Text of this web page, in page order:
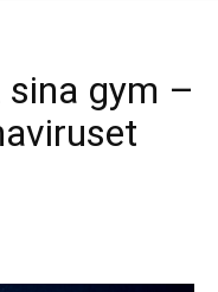
sina gym –